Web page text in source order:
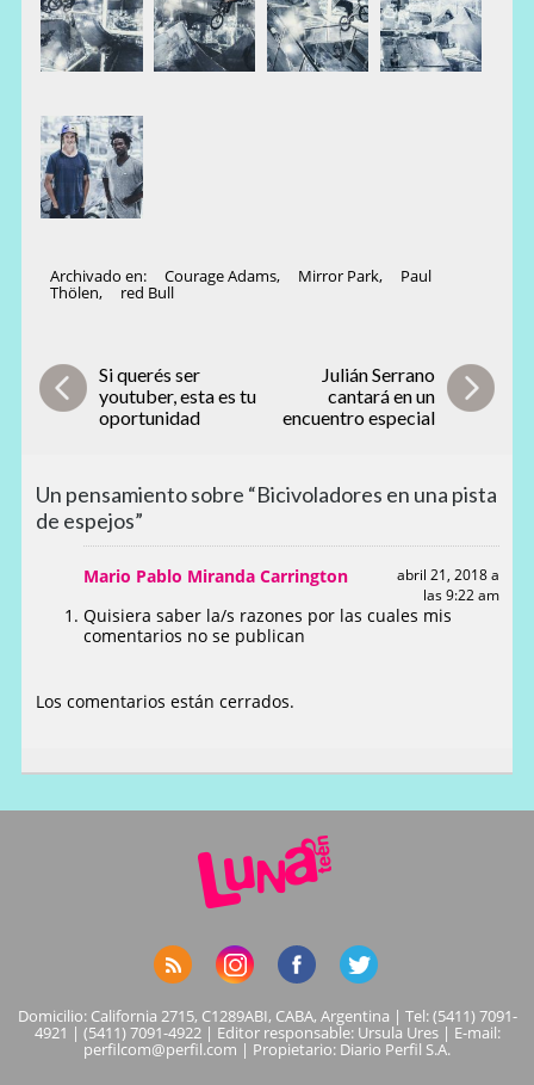
Archivado en: Courage Adams, Mirror Park, Paul
Thölen, red Bull
Si querés ser
youtuber, esta es tu
oportunidad
Julián Serrano
cantará en un
encuentro especial
Un pensamiento sobre “Bicivoladores en una pista
de espejos”
Mario Pablo Miranda Carrington
abril 21, 2018 a
las 9:22 am
Quisiera saber la/s razones por las cuales mis
comentarios no se publican
Los comentarios están cerrados.
Domicilio: California 2715, C1289ABI, CABA, Argentina | Tel: (5411) 7091-
4921 | (5411) 7091-4922 | Editor responsable: Ursula Ures | E-mail:
perfilcom@perfil.com | Propietario: Diario Perfil S.A.